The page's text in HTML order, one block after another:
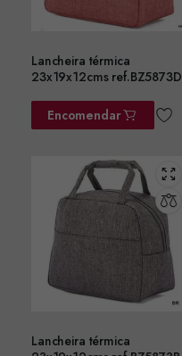
Lancheira térmica
23x19x12cms ref.BZ5873D
Encomendar
Lancheira térmica